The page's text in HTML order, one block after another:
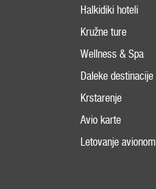
Halkidiki hoteli
Kružne ture
Wellness & Spa
Daleke destinacije
Krstarenje
Avio karte
Letovanje avionom